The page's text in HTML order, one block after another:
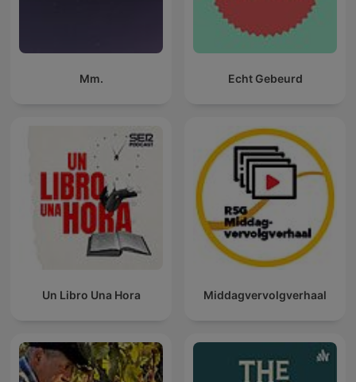
Mm. Echt Gebeurd
Un Libro Una Hora Middagvervolgverhaal